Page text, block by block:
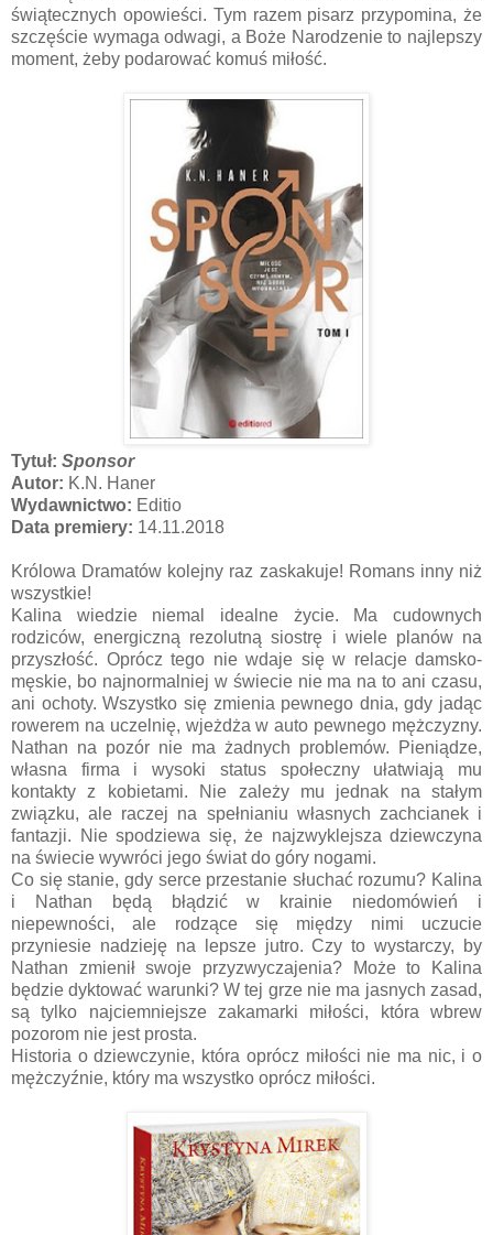
świątecznych opowieści. Tym razem pisarz przypomina, że
szczęście wymaga odwagi, a Boże Narodzenie to najlepszy
moment, żeby podarować komuś miłość.
Tytuł: Sponsor
Autor: K.N. Haner
Wydawnictwo: Editio
Data premiery: 14.11.2018
Królowa Dramatów kolejny raz zaskakuje! Romans inny niż
wszystkie!
Kalina wiedzie niemal idealne życie. Ma cudownych
rodziców, energiczną rezolutną siostrę i wiele planów na
przyszłość. Oprócz tego nie wdaje się w relacje damsko-
męskie, bo najnormalniej w świecie nie ma na to ani czasu,
ani ochoty. Wszystko się zmienia pewnego dnia, gdy jadąc
rowerem na uczelnię, wjeżdża w auto pewnego mężczyzny.
Nathan na pozór nie ma żadnych problemów. Pieniądze,
własna firma i wysoki status społeczny ułatwiają mu
kontakty z kobietami. Nie zależy mu jednak na stałym
związku, ale raczej na spełnianiu własnych zachcianek i
fantazji. Nie spodziewa się, że najzwyklejsza dziewczyna
na świecie wywróci jego świat do góry nogami.
Co się stanie, gdy serce przestanie słuchać rozumu? Kalina
i Nathan będą błądzić w krainie niedomówień i
niepewności, ale rodzące się między nimi uczucie
przyniesie nadzieję na lepsze jutro. Czy to wystarczy, by
Nathan zmienił swoje przyzwyczajenia? Może to Kalina
będzie dyktować warunki? W tej grze nie ma jasnych zasad,
są tylko najciemniejsze zakamarki miłości, która wbrew
pozorom nie jest prosta.
Historia o dziewczynie, która oprócz miłości nie ma nic, i o
mężczyźnie, który ma wszystko oprócz miłości.